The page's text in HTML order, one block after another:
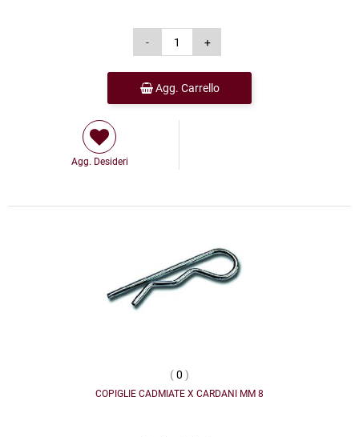
Agg. Carrello
Agg. Desideri
(0 )
COPIGLIE CADMIATE X CARDANI MM 8